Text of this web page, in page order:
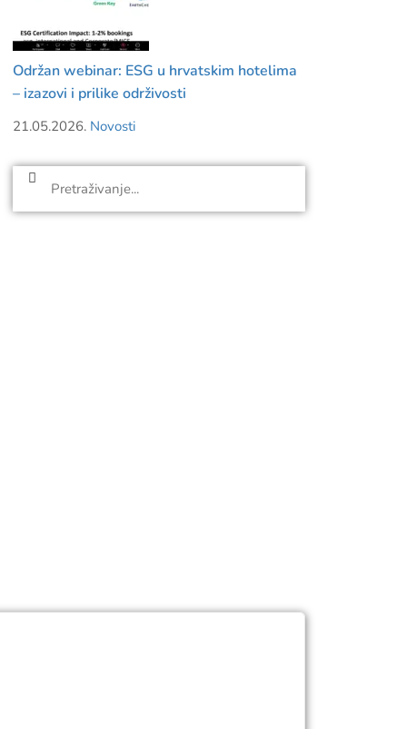
Održan webinar: ESG u hrvatskim hotelima
– izazovi i prilike održivosti
21.05.2026. Novosti